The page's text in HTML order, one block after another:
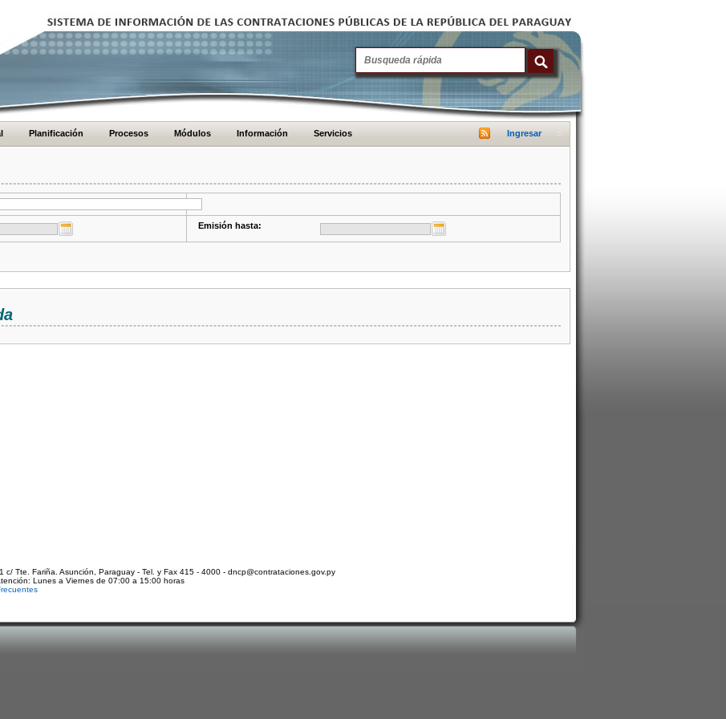
Planificación Procesos Módulos Información Servicios Ingresar
Emisión hasta:
c/ Tte. Fariña. Asunción, Paraguay - Tel. y Fax 415 - 4000 - dncp@contrataciones.gov.py
Lunes a Viernes de 07:00 a 15:00 horas